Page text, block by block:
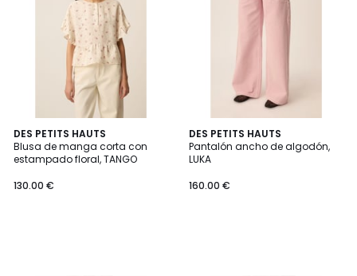
DES PETITS HAUTS
Blusa de manga corta con
estampado floral, TANGO
130.00 €
DES PETITS HAUTS
Pantalón ancho de algodón,
LUKA
160.00 €